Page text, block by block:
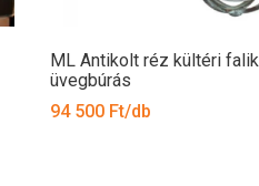
ML Antikolt réz kültéri
üvegbúrás
94 500 Ft/db